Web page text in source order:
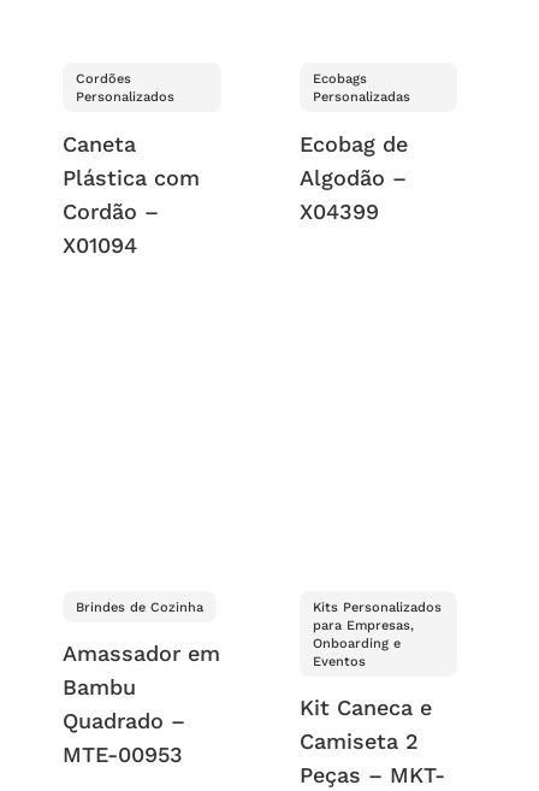
Cordões
Personalizados
Caneta
Plástica com
Cordão –
X01094
Ecobags
Personalizadas
Ecobag de
Algodão –
X04399
Brindes de Cozinha
Amassador em
Bambu
Quadrado –
MTE-00953
Kits Personalizados
para Empresas,
Onboarding e
Eventos
Kit Caneca e
Camiseta 2
Peças – MKT-